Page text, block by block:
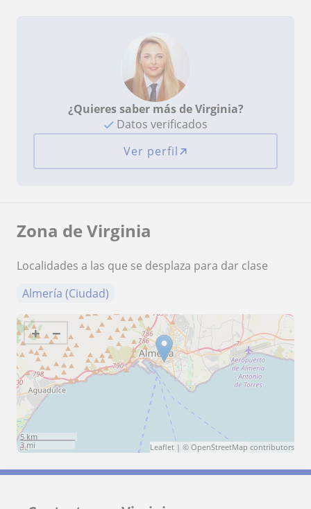
¿Quieres saber más de Virginia?
Datos verificados
Ver perfil
Zona de Virginia
Localidades a las que se desplaza para dar clase
Almería (Ciudad)
+ −
5 km
3 mi
Leaflet | © OpenStreetMap contributors